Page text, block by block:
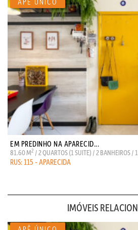
EM PREDINHO NA APARECID...
81.60 M2 / 2 QUARTOS (1 SUITE) / 2 BANHEIROS /
RUS: 115 - APARECIDA
IMÓVEIS